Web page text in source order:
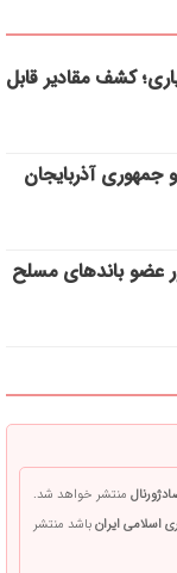
کشف مقادیر قابل
جمهوری آذربایجان
موساد و ۴ شرور عضو باندهای مسلح
منتشر خواهد شد.
اسلامی ایرانباشد منتشر